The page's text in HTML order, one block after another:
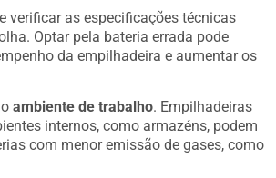
verificar as especificações técnicas
Optar pela bateria errada pode
da empilhadeira e aumentar os
ambiente de trabalho . Empilhadeiras
internos, como armazéns, podem
com menor emissão de gases, como